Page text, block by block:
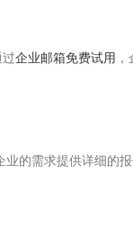
企业邮箱免费试用
的需求提供详细的报